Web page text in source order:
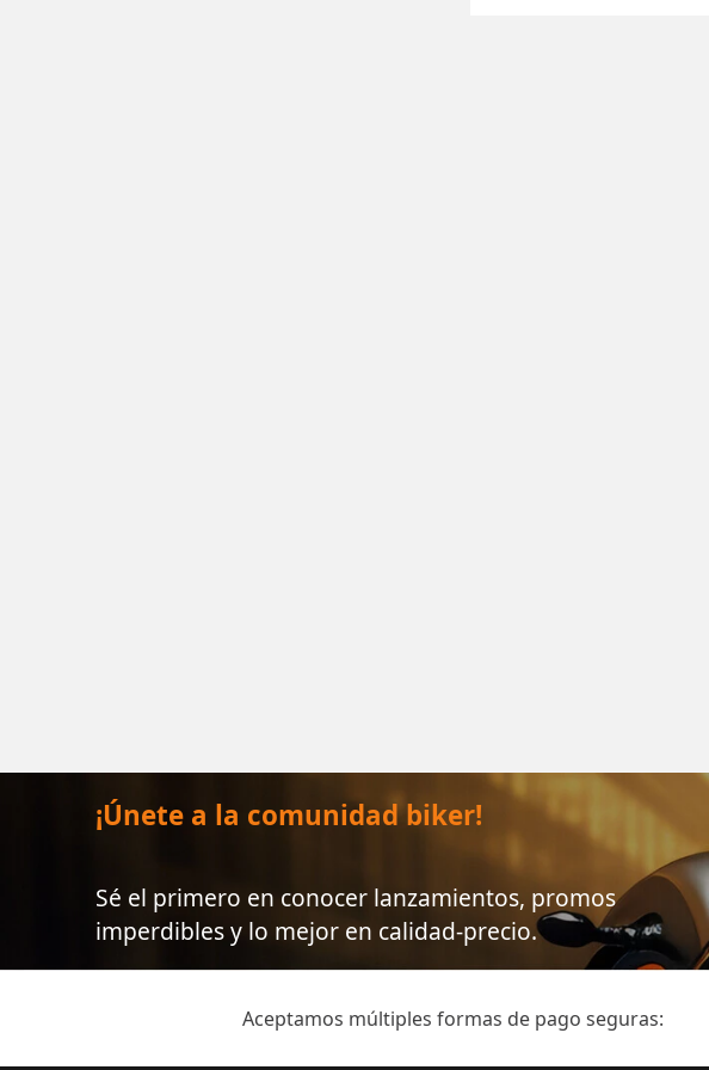
¡Únete a la comunidad biker!
Sé el primero en conocer lanzamientos, promos
imperdibles y lo mejor en calidad-precio.
Aceptamos múltiples formas de pago seguras: